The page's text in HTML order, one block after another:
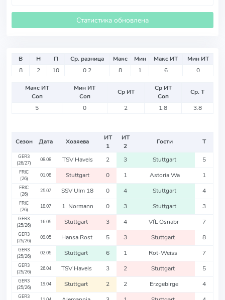
Статистика обновлена
В Н П Ср. разница Макс Мин Макс ИТ
Мин ИТ
8
2 10 0.2 8 1 6 0
Макс ИТ
Соп
Мин ИТ
Соп
Ср ИТ
Ср ИТ
Соп
Ср. Т
5
0 2 1.8 3.8
Сезон Дата Хозяева
ИТ
1
ИТ
2
Гости Т
GER3
(26/27)
08.08 TSV Havels 2 3 Stuttgart 5
FRIC
(26)
01.08 Stuttgart 0 1 Astoria Wa 1
FRIC
(26)
25.07 SSV Ulm 18 0 4 Stuttgart 4
FRIC
(26)
18.07 1. Normann 0 3 Stuttgart 3
GER3
(25/26)
16.05 Stuttgart 3 4 VfL Osnabr 7
GER3
(25/26)
09.05 Hansa Rost 5 3 Stuttgart 8
GER3
(25/26)
02.05 Stuttgart 6 1 Rot-Weiss 7
GER3
(25/26)
26.04 TSV Havels 3 2 Stuttgart 5
GER3
(25/26)
19.04 Stuttgart 2 2 Erzgebirge 4
GER3